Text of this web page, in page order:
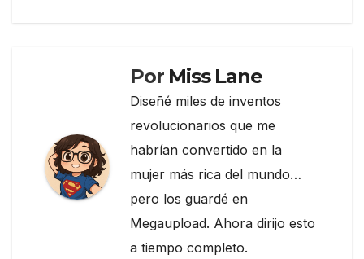
Por Miss Lane
Diseñé miles de inventos
revolucionarios que me
habrían convertido en la
mujer más rica del mundo…
pero los guardé en
Megaupload. Ahora dirijo esto
a tiempo completo.